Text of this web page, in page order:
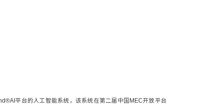
平台的人工智能系统，该系统在第二届中国MEC开放平台